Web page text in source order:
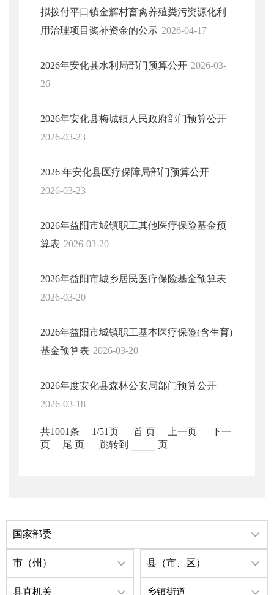
拟拨付平口镇金辉村畜禽养殖粪污资源化利
用治理项目奖补资金的公示 2026-04-17
2026年安化县水利局部门预算公开 2026-03-
26
2026年安化县梅城镇人民政府部门预算公开
2026-03-23
2026 年安化县医疗保障局部门预算公开
2026-03-23
2026年益阳市城镇职工其他医疗保险基金预
算表 2026-03-20
2026年益阳市城乡居民医疗保险基金预算表
2026-03-20
2026年益阳市城镇职工基本医疗保险(含生育)
基金预算表 2026-03-20
2026年度安化县森林公安局部门预算公开
2026-03-18
共1001条 1/51页 首 页 上一页
下一
页
尾 页 跳转到 页
国家部委
市（州） 县（市、区）
县直机关 乡镇街道